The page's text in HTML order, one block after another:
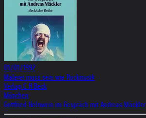
01/01/1992
Malerei muss sein wie Rockmusik
Verlag C.H.Beck
München
Gottfried Helnwein im Gespräch mit Andreas Mäckler